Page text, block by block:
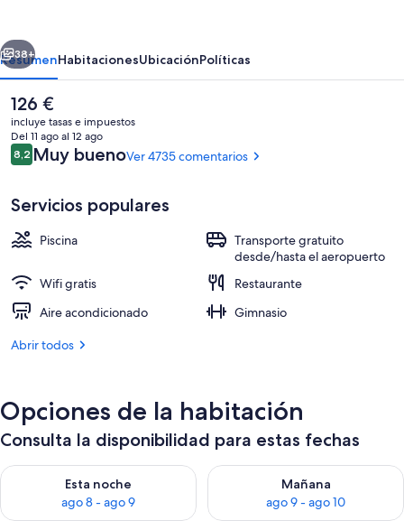
-
LAX
Airport
by
IHG
Exterior
Siguiente
38+
ResumenHabitacionesUbicaciónPolíticas
El
precio
actual
es
de
126 €
incluye tasas e impuestos
Del 11 ago al 12 ago
Comentarios
8,28,2 de 10
Muy buenoVer 4735 comentarios
Servicios populares
Piscina
Transporte gratuito
desde/hasta el aeropuerto
Wifi gratis
Restaurante
Aire acondicionado
Gimnasio
Abrir todos
Opciones de la habitación
Consulta la disponibilidad para estas fechas
Esta noche
ago 8 - ago 9
Consulta la disponibilidad para esta noche, ago 8 - ago 9
Mañana
ago 9 - ago 10
Consulta la disponibilidad